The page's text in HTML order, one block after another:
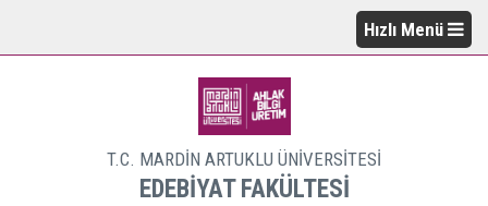
Hızlı Menü
T.C. MARDİN ARTUKLU ÜNİVERSİTESİ
EDEBİYAT FAKÜLTESİ